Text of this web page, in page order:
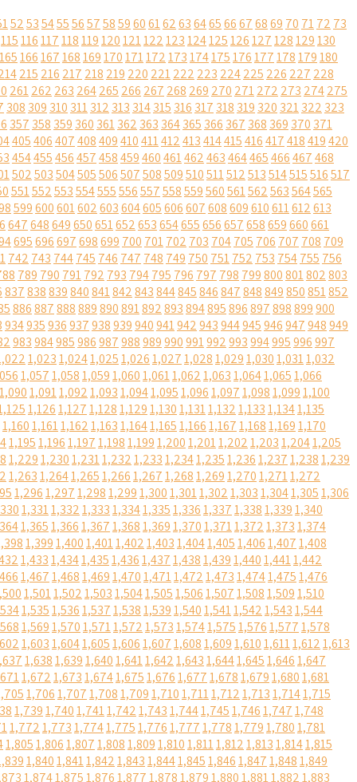
525354555657585960616263646566676869 70 7172 73
115116117118119120121122123124125126127128129130
165166167168169170171172173174175176177178179180
215 216 217 218 219 220 221222 223 224225 226 227 228
261262 263 264265 266 267 268 269 270 271272 273 274275
308 309 310 311312 313 314315 316 317 318 319 320 321322 323
357 358 359 360 361362 363 364365 366 367 368 369 370 371
405406407408409410411412413414415416417418419420
454455456457458459460461462463464465466467468
502503504505506507508509510511512513514515516517
551552553554555556557558559560561562563564565
599600601602603604605606607608609610611612613
647648649650651652653654655656657658659660661
695696697698699 700 701702 703 704705 706 707 708 709
742 743 744745 746 747 748 749 750 751752 753 754755 756
789 790 791792 793 794795 796 797 798 799800801802803
837838839840841842843844845846847848849850851852
886887888889890891892893894895896897898899900
934935936937938939940941942943944945946947948949
983984985986987988989990991992993994995996997
1,0231,0241,0251,0261,0271,0281,0291,0301,0311,032
1,0571,0581,0591,0601,0611,0621,0631,0641,0651,066
1,0901,0911,0921,0931,0941,0951,0961,0971,0981,0991,100
1,1261,1271,1281,1291,1301,1311,1321,1331,1341,135
1,1601,1611,1621,1631,1641,1651,1661,1671,1681,1691,170
1,1951,1961,1971,1981,1991,2001,2011,2021,2031,2041,205
1,2291,2301,2311,2321,2331,2341,2351,2361,2371,2381,239
1,2631,2641,2651,2661,2671,2681,2691,2701,2711,272
1,2961,2971,2981,2991,3001,3011,3021,3031,3041,3051,306
1,3311,3321,3331,3341,3351,3361,3371,3381,3391,340
1,3651,3661,3671,3681,3691,3701,3711,3721,3731,374
1,3991,4001,4011,4021,4031,4041,4051,4061,4071,408
1,4331,4341,4351,4361,4371,4381,4391,4401,4411,442
1,4671,4681,4691,4701,4711,4721,4731,4741,4751,476
1,5011,5021,5031,5041,5051,5061,5071,5081,5091,510
1,5351,5361,5371,5381,5391,5401,5411,5421,5431,544
1,5691,5701,5711,5721,5731,5741,5751,5761,5771,578
1,6031,6041,6051,6061,6071,6081,6091,6101,6111,6121,613
1,6381,6391,6401,6411,6421,6431,6441,6451,6461,647
1,6721,6731,6741,6751,6761,6771,6781,6791,6801,681
1,7061,7071,7081,7091,7101,7111,7121,7131,7141,715
1,7391,7401,7411,7421,7431,7441,7451,7461,7471,748
1,7721,7731,7741,7751,7761,7771,7781,7791,7801,781
1,8051,8061,8071,8081,8091,8101,8111,8121,8131,8141,815
1,8401,8411,8421,8431,8441,8451,8461,8471,8481,849
1,8741,8751,8761,8771,8781,8791,8801,8811,8821,883